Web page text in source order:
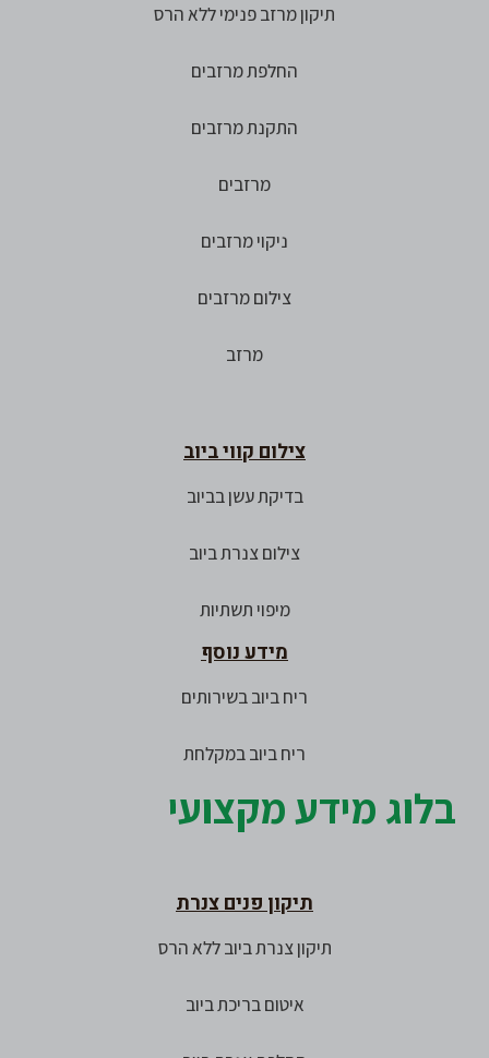
תיקון מרזב פנימי ללא הרס
החלפת מרזבים
התקנת מרזבים
מרזבים
ניקוי מרזבים
צילום מרזבים
מרזב
צילום קווי ביוב
בדיקת עשן בביוב
צילום צנרת ביוב
מיפוי תשתיות
מידע נוסף
ריח ביוב בשירותים
ריח ביוב במקלחת
בלוג מידע מקצועי
תיקון פנים צנרת
תיקון צנרת ביוב ללא הרס
איטום בריכת ביוב